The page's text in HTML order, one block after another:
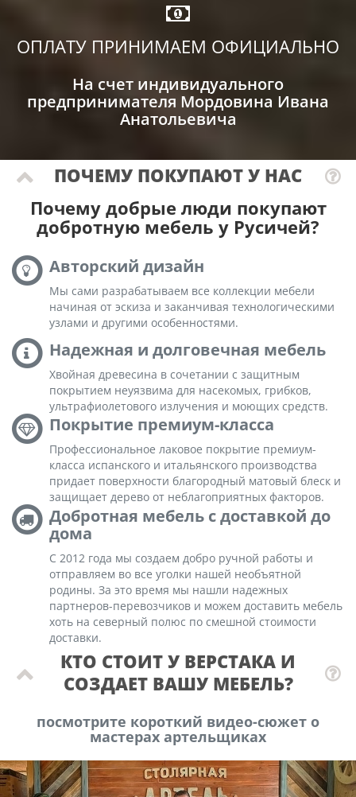
ОПЛАТУ ПРИНИМАЕМ ОФИЦИАЛЬНО
На счет индивидуального
предпринимателя Мордовина Ивана
Анатольевича
ПОЧЕМУ ПОКУПАЮТ У НАС
Почему добрые люди покупают
добротную мебель у Русичей?
Авторский дизайн
Мы сами разрабатываем все коллекции мебели
начиная от эскиза и заканчивая технологическими
узлами и другими особенностями.
Надежная и долговечная мебель
Хвойная древесина в сочетании с защитным
покрытием неуязвима для насекомых, грибков,
ультрафиолетового излучения и моющих средств.
Покрытие премиум-класса
Профессиональное лаковое покрытие премиум-
класса испанского и итальянского производства
придает поверхности благородный матовый блеск и
защищает дерево от неблагоприятных факторов.
Добротная мебель с доставкой до
дома
С 2012 года мы создаем добро ручной работы и
отправляем во все уголки нашей необъятной
родины. За это время мы нашли надежных
партнеров-перевозчиков и можем доставить мебель
хоть на северный полюс по смешной стоимости
доставки.
КТО СТОИТ У ВЕРСТАКА И
СОЗДАЕТ ВАШУ МЕБЕЛЬ?
посмотрите короткий видео-сюжет о
мастерах артельщиках